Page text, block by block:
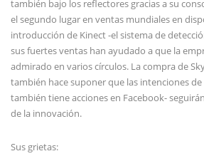
también bajo los reflectores gracias a su
el segundo lugar en ventas mundiales en
introducción de Kinect -el sistema de
sus fuertes ventas han ayudado a que la
admirado en varios círculos. La compra de
también hace suponer que las intenciones
también tiene acciones en Facebook-
de la innovación.
Sus grietas: